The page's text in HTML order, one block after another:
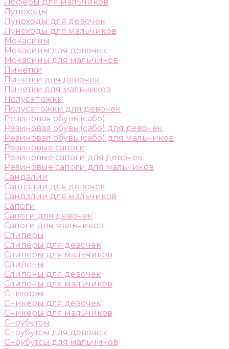
Луноходы
Луноходы для девочек
Луноходы для мальчиков
Мокасины
Мокасины для девочек
Мокасины для мальчиков
Пинетки
Пинетки для девочек
Пинетки для мальчиков
Полусапожки
Полусапожки для девочек
Резиновая обувь (сабо)
Резиновая обувь (сабо) для девочек
Резиновая обувь (сабо) для мальчиков
Резиновые сапоги
Резиновые сапоги для девочек
Резиновые сапоги для мальчиков
Сандалии
Сандалии для девочек
Сандалии для мальчиков
Сапоги
Сапоги для девочек
Сапоги для мальчиков
Слиперы
Слиперы для девочек
Слиперы для мальчиков
Слипоны
Слипоны для девочек
Слипоны для мальчиков
Сникеры
Сникеры для девочек
Сникеры для мальчиков
Сноубутсы
Сноубутсы для девочек
Сноубутсы для мальчиков